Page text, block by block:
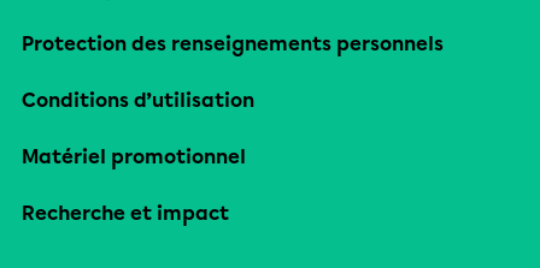
Protection des renseignements personnels
Conditions d’utilisation
Matériel promotionnel
Recherche et impact